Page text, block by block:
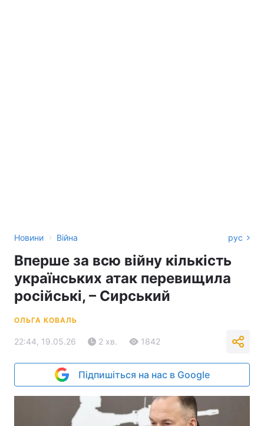
Новини › Війна рус
Вперше за всю війну кількість
українських атак перевищила
російські, – Сирський
ОЛЬГА КОВАЛЬ
22:44, 19.05.26 2 хв. 1842
Підпишіться на нас в Google